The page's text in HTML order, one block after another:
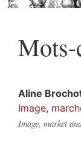
Mots-
Aline
Image,
Image, market